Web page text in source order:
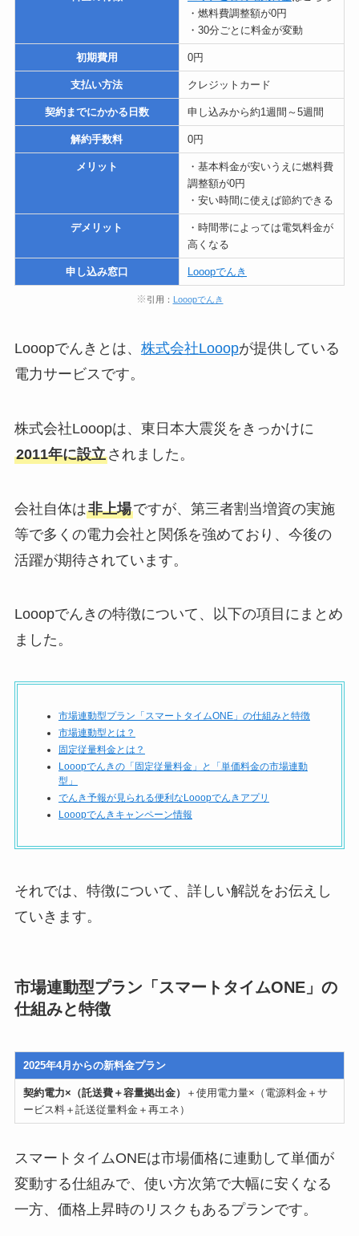
・燃料費調整額が0円
・30分ごとに料金が変動
初期費用 0円
支払い方法 クレジットカード
契約までにかかる日数 申し込みから約1週間～5週間
解約手数料 0円
メリット
・基本料金が安いうえに燃料費
調整額が0円
・安い時間に使えば節約できる
デメリット
・時間帯によっては電気料金が
高くなる
申し込み窓口 Looopでんき
※ 引用： Looopでんき
Looopでんきとは、 株式会社Looopが提供している
電力サービスです。
株式会社Looopは、東日本大震災をきっかけに
2011年に設立されました。
会社自体は非上場ですが、第三者割当増資の実施
等で多くの電力会社と関係を強めており、今後の
活躍が期待されています。
Looopでんきの特徴について、以下の項目にまとめ
ました。
市場連動型プラン「スマートタイムONE」の仕組みと特徴
市場連動型とは？
固定従量料金とは？
Looopでんきの「固定従量料金」と「単価料金の市場連動
型」
でんき予報が見られる便利なLooopでんきアプリ
Looopでんきキャンペーン情報
それでは、特徴について、詳しい解説をお伝えし
ていきます。
市場連動型プラン「スマートタイムONE」の
仕組みと特徴
2025年4月からの新料金プラン
契約電力×（託送費＋容量拠出金）
＋使用電力量×（電源料金＋サ
ービス料＋託送従量料金＋再エネ）
スマートタイムONEは市場価格に連動して単価が
変動する仕組みで、使い方次第で大幅に安くなる
一方、価格上昇時のリスクもあるプランです。